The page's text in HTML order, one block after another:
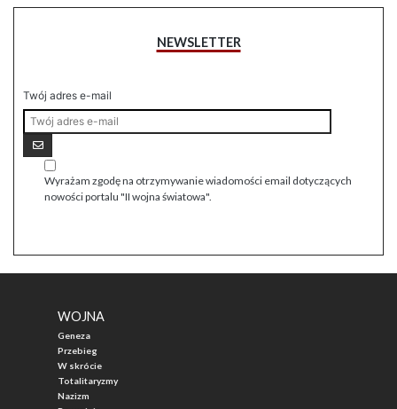
NEWSLETTER
Twój adres e-mail
Wyrażam zgodę na otrzymywanie wiadomości email dotyczących
nowości portalu "II wojna światowa".
WOJNA
Geneza
Przebieg
W skrócie
Totalitaryzmy
Nazizm